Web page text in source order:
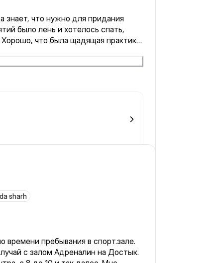
знает, что нужно для придания
Хорошо, что была щадящая практика.
sharh
в спорт.зале.
с залом Адреналин на Достык.